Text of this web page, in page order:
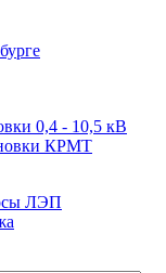
0,4 - 10,5 кВ
КРМТ
ЛЭП